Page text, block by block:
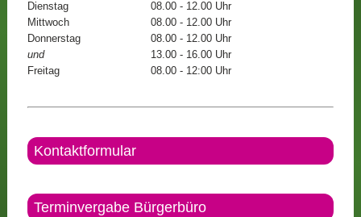
Dienstag
08.00 - 12.00 Uhr
Mittwoch
08.00 - 12.00 Uhr
Donnerstag
08.00 - 12.00 Uhr
und
13.00 - 16.00 Uhr
Freitag
08.00 - 12:00 Uhr
Kontaktformular
Terminvergabe Bürgerbüro